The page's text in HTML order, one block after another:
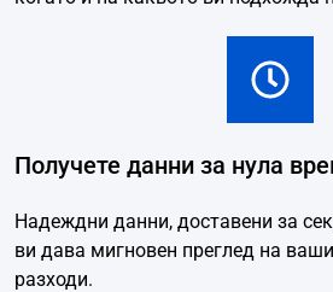
Получете данни за нула
Надеждни данни, доставени за
ви дава мигновен преглед на
разходи.